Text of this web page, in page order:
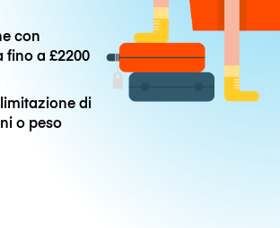
con
fino a£2200
di
o peso